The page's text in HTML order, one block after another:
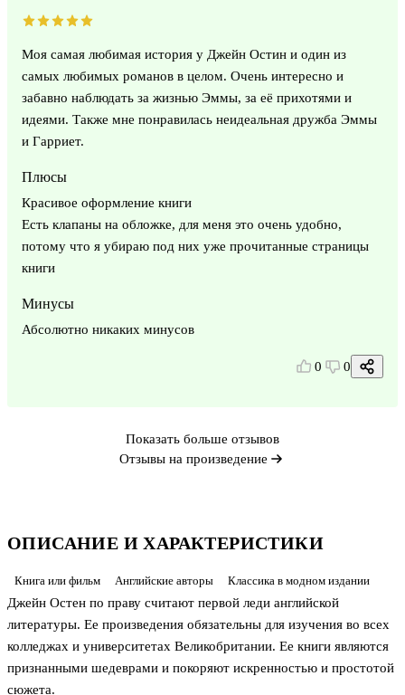
ОПИСАНИЕ И ХАРАКТЕРИСТИКИ
Книга или фильм Английские авторы Классика в модном издании
Джейн Остен по праву считают первой леди английской
литературы. Ее произведения обязательны для изучения во всех
колледжах и университетах Великобритании. Ее книги являются
признанными шедеврами и покоряют искренностью и простотой
сюжета.
Моя самая любимая история у Джейн Остин и один из
самых любимых романов в целом. Очень интересно и
забавно наблюдать за жизнью Эммы, за её прихотями и
идеями. Также мне понравилась неидеальная дружба Эммы
и Гарриет.
Плюсы
Красивое оформление книги
Есть клапаны на обложке, для меня это очень удобно,
потому что я убираю под них уже прочитанные страницы
книги
Минусы
Абсолютно никаких минусов
0 0
Показать больше отзывов
Отзывы на произведение